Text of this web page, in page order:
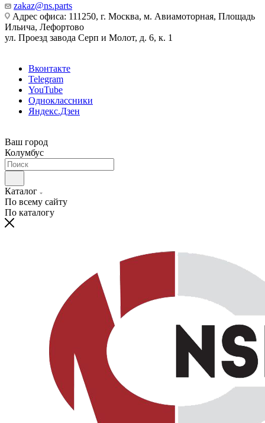
zakaz@ns.parts
Адрес офиса: 111250, г. Москва, м. Авиамоторная, Площадь
Ильича, Лефортово
ул. Проезд завода Серп и Молот, д. 6, к. 1
Вконтакте
Telegram
YouTube
Одноклассники
Яндекс.Дзен
Ваш город
Колумбус
Каталог
По всему сайту
По каталогу